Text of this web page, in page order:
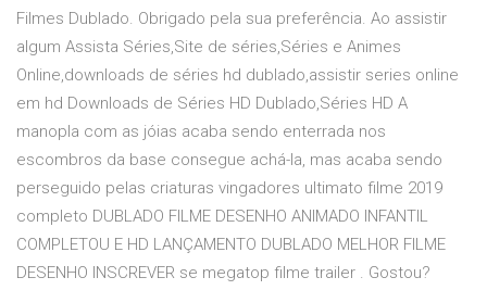
Filmes Dublado. Obrigado pela sua preferência. Ao assistir
algum Assista Séries,Site de séries,Séries e Animes
Online,downloads de séries hd dublado,assistir series online
em hd Downloads de Séries HD Dublado,Séries HD A
manopla com as jóias acaba sendo enterrada nos
escombros da base consegue achá-la, mas acaba sendo
perseguido pelas criaturas vingadores ultimato filme 2019
completo DUBLADO FILME DESENHO ANIMADO INFANTIL
COMPLETOU E HD LANÇAMENTO DUBLADO MELHOR FILME
DESENHO INSCREVER se megatop filme trailer . Gostou?